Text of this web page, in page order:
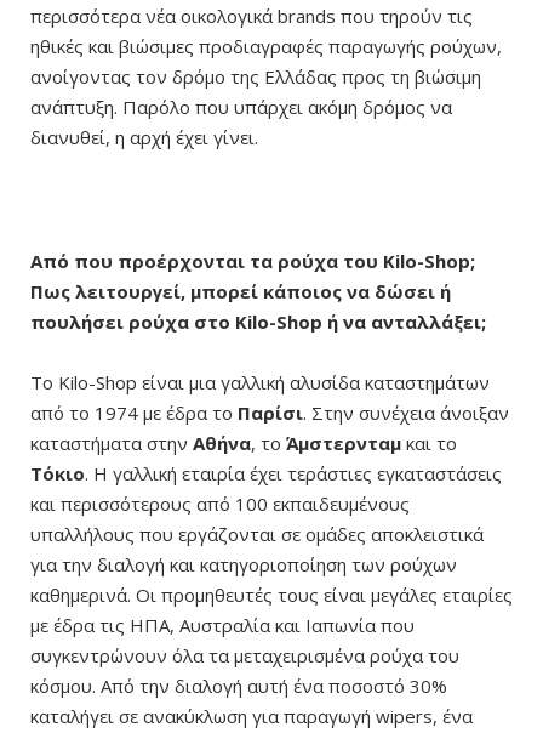
περισσότερα νέα οικολογικά brands που τηρούν τις
ηθικές και βιώσιμες προδιαγραφές παραγωγής ρούχων,
ανοίγοντας τον δρόμο της Ελλάδας προς τη βιώσιμη
ανάπτυξη. Παρόλο που υπάρχει ακόμη δρόμος να
διανυθεί, η αρχή έχει γίνει.
Από που προέρχονται τα ρούχα του Kilo-Shop;
Πως λειτουργεί, μπορεί κάποιος να δώσει ή
πουλήσει ρούχα στο Kilo-Shop ή να ανταλλάξει;
To Kilo-Shop είναι μια γαλλική αλυσίδα καταστημάτων
από το 1974 με έδρα το Παρίσι. Στην συνέχεια άνοιξαν
καταστήματα στην Αθήνα, το Άμστερνταμ και το
Τόκιο. Η γαλλική εταιρία έχει τεράστιες εγκαταστάσεις
και περισσότερους από 100 εκπαιδευμένους
υπαλλήλους που εργάζονται σε ομάδες αποκλειστικά
για την διαλογή και κατηγοριοποίηση των ρούχων
καθημερινά. Οι προμηθευτές τους είναι μεγάλες εταιρίες
με έδρα τις ΗΠΑ, Αυστραλία και Ιαπωνία που
συγκεντρώνουν όλα τα μεταχειρισμένα ρούχα του
κόσμου. Από την διαλογή αυτή ένα ποσοστό 30%
καταλήγει σε ανακύκλωση για παραγωγή wipers, ένα